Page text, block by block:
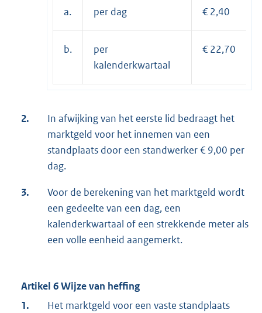
a. per dag € 2,40
b.
per
kalenderkwartaal
€ 22,70
2.
In afwijking van het eerste lid bedraagt het
marktgeld voor het innemen van een
standplaats door een standwerker € 9,00 per
dag.
3.
Voor de berekening van het marktgeld wordt
een gedeelte van een dag, een
kalenderkwartaal of een strekkende meter als
een volle eenheid aangemerkt.
Artikel 6 Wijze van heffing
1.
Het marktgeld voor een vaste standplaats